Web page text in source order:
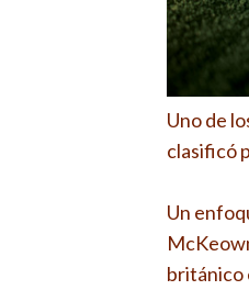
Uno de
clasificó
Un
británico